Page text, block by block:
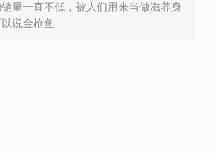
量一直不低，被人们用来当做滋养身
说金枪鱼